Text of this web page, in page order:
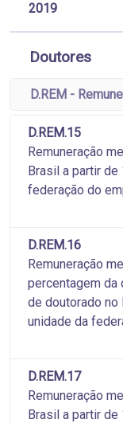
2019
Doutores
D.REM -
D.REM.15
Remuneração
Brasil a partir de
federação do
D.REM.16
Remuneração
percentagem da
de doutorado no
unidade da
D.REM.17
Remuneração
Brasil a partir de